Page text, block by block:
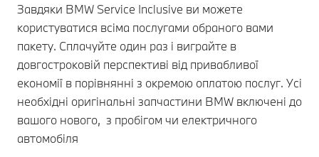
Завдяки BMW Service Inclusive ви можете
користуватися всіма послугами обраного вами
пакету. Сплачуйте один раз і виграйте в
довгостроковій перспективі від привабливої
економії в порівнянні з окремою оплатою послуг. Усі
необхідні оригінальні запчастини BMW включені до
вашого нового, з пробігом чи електричного
автомобіля